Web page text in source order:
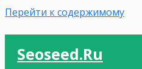
Перейти к содержимому
Seoseed.ru